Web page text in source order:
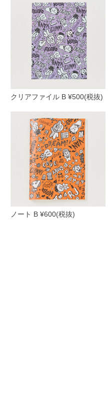
クリアファイル B ¥500(税抜)
ノート B ¥600(税抜)